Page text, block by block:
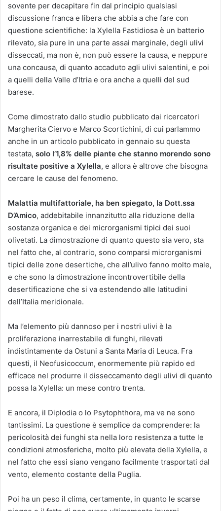
sovente per decapitare fin dal principio qualsiasi
discussione franca e libera che abbia a che fare con
questione scientifiche: la Xylella Fastidiosa è un batterio
rilevato, sia pure in una parte assai marginale, degli ulivi
disseccati, ma non è, non può essere la causa, e neppure
una concausa, di quanto accaduto agli ulivi salentini, e poi
a quelli della Valle d’Itria e ora anche a quelli del sud
barese.
Come dimostrato dallo studio pubblicato dai ricercatori
Margherita Ciervo e Marco Scortichini, di cui parlammo
anche in un articolo pubblicato in gennaio su questa
testata, solo l’1,8% delle piante che stanno morendo sono
risultate positive a Xylella, e allora è altrove che bisogna
cercare le cause del fenomeno.
Malattia multifattoriale, ha ben spiegato, la Dott.ssa
D’Amico, addebitabile innanzitutto alla riduzione della
sostanza organica e dei microrganismi tipici dei suoi
olivetati. La dimostrazione di quanto questo sia vero, sta
nel fatto che, al contrario, sono comparsi microrganismi
tipici delle zone desertiche, che all’ulivo fanno molto male,
e che sono la dimostrazione incontrovertibile della
desertificazione che si va estendendo alle latitudini
dell’Italia meridionale.
Ma l’elemento più dannoso per i nostri ulivi è la
proliferazione inarrestabile di funghi, rilevati
indistintamente da Ostuni a Santa Maria di Leuca. Fra
questi, il Neofusicoccum, enormemente più rapido ed
efficace nel produrre il disseccamento degli ulivi di quanto
possa la Xylella: un mese contro trenta.
E ancora, il Diplodia o lo Psytophthora, ma ve ne sono
tantissimi. La questione è semplice da comprendere: la
pericolosità dei funghi sta nella loro resistenza a tutte le
condizioni atmosferiche, molto più elevata della Xylella, e
nel fatto che essi siano vengano facilmente trasportati dal
vento, elemento costante della Puglia.
Poi ha un peso il clima, certamente, in quanto le scarse